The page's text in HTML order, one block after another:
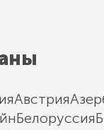
Австрия
Белоруссия